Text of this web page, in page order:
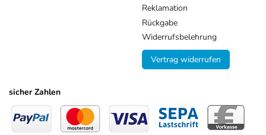
Reklamation
Rückgabe
Widerrufsbelehrung
Vertrag widerrufen
sicher Zahlen